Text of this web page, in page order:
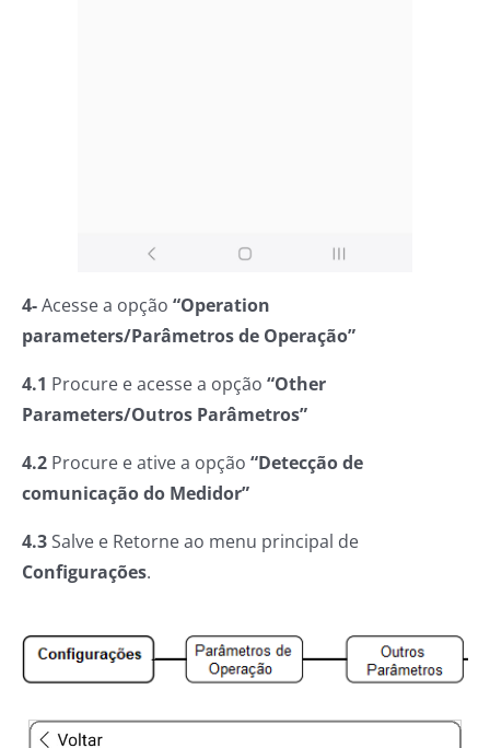
4-Acesse a opção “Operation
parameters/Parâmetros de Operação”
4.1 Procure e acesse a opção “Other
Parameters/Outros Parâmetros”
4.2 Procure e ative a opção “Detecção de
comunicação do Medidor”
4.3Salve e Retorne ao menu principal de
Configurações.